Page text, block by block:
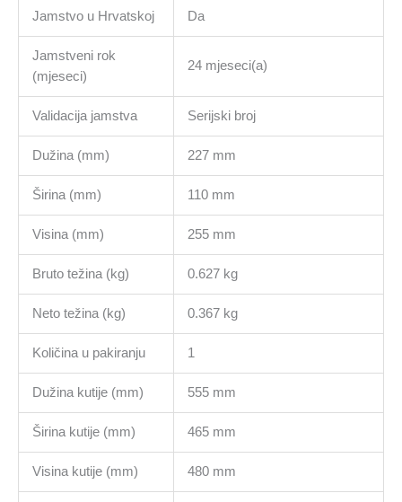
Jamstvo u Hrvatskoj Da
Jamstveni rok
(mjeseci)
24 mjeseci(a)
Validacija jamstva Serijski broj
Dužina (mm) 227 mm
Širina (mm) 110 mm
Visina (mm) 255 mm
Bruto težina (kg) 0.627 kg
Neto težina (kg) 0.367 kg
Količina u pakiranju 1
Dužina kutije (mm) 555 mm
Širina kutije (mm) 465 mm
Visina kutije (mm) 480 mm